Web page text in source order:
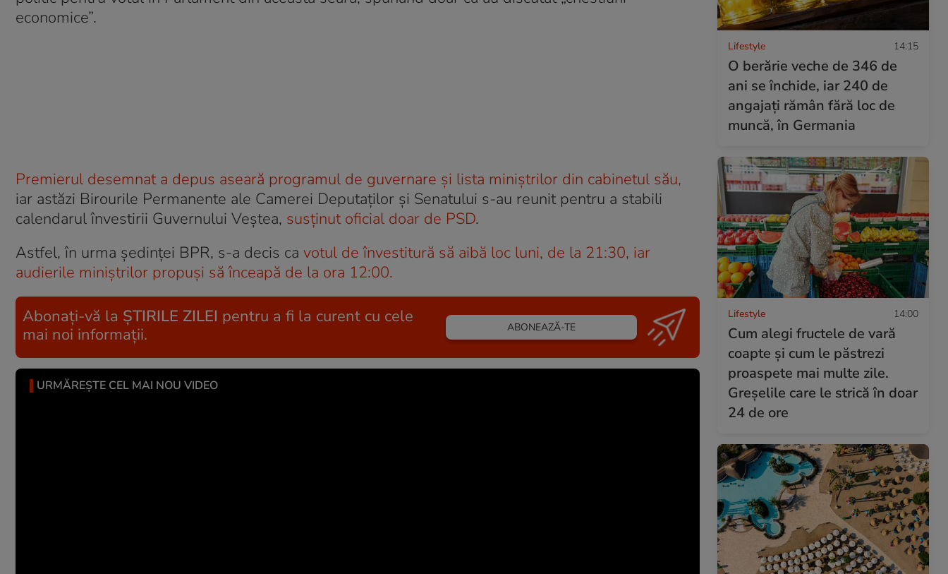
economice”.
Premierul desemnat a depus aseară programul de guvernare şi lista miniştrilor din cabinetul său,
iar astăzi Birourile Permanente ale Camerei Deputaţilor şi Senatului s-au reunit pentru a stabili
calendarul învestirii Guvernului Veştea, susținut oficial doar de PSD.
Astfel, în urma ședinței BPR, s-a decis ca votul de învestitură să aibă loc luni, de la 21:30, iar
audierile miniștrilor propuși să înceapă de la ora 12:00.
Abonați-vă la ȘTIRILE ZILEI pentru a fi la curent cu cele
mai noi informații.
ABONEAZĂ-TE
URMĂREȘTE CEL MAI NOU VIDEO
Lifestyle 14:15
O berărie veche de 346 de
ani se închide, iar 240 de
angajați rămân fără loc de
muncă, în Germania
Lifestyle 14:00
Cum alegi fructele de vară
coapte și cum le păstrezi
proaspete mai multe zile.
Greșelile care le strică în doar
24 de ore